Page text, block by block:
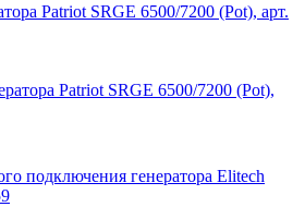
Patriot SRGE 6500/7200 (Pot), арт.
подключения генератора Elitech